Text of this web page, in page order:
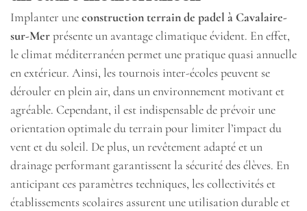
Implanter uneconstruction terrain de padel à Cavalaire-
sur-Merprésente un avantage climatique évident. En effet,
le climat méditerranéen permet une pratique quasi annuelle
en extérieur. Ainsi, les tournois inter-écoles peuvent se
dérouler en plein air, dans un environnement motivant et
agréable. Cependant, il est indispensable de prévoir une
orientation optimale du terrain pour limiter l’impact du
vent et du soleil. De plus, un revêtement adapté et un
drainage performant garantissent la sécurité des élèves. En
anticipant ces paramètres techniques, les collectivités et
établissements scolaires assurent une utilisation durable et